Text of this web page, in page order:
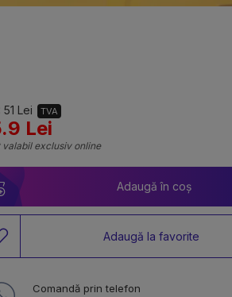
51 Lei TVA
Lei
valabil exclusiv online
Adaugă în coș
Adaugă la favorite
Comandă prin telefon